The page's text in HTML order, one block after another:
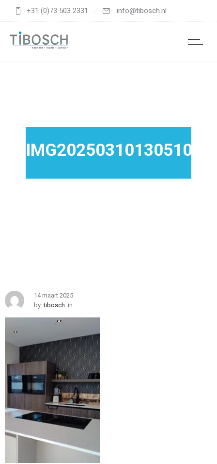
+31 (0)73 503 2331 info@tibosch.nl
IMG20250310130510
14 maart 2025
by tibosch in